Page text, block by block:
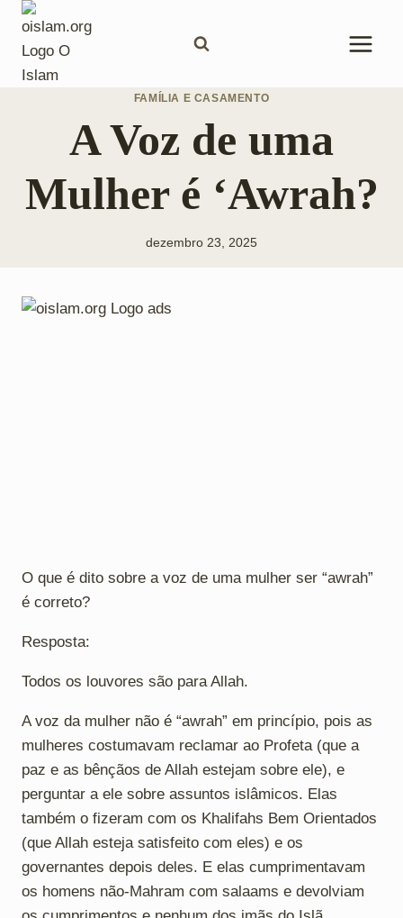
Pular
para
Conteúdo
FAMÍLIA E CASAMENTO
A Voz de uma
Mulher é ‘Awrah?
dezembro 23, 2025
O que é dito sobre a voz de uma mulher ser “awrah”
é correto?
Resposta:
Todos os louvores são para Allah.
A voz da mulher não é “awrah” em princípio, pois as
mulheres costumavam reclamar ao Profeta (que a
paz e as bênçãos de Allah estejam sobre ele), e
perguntar a ele sobre assuntos islâmicos. Elas
também o fizeram com os Khalifahs Bem Orientados
(que Allah esteja satisfeito com eles) e os
governantes depois deles. E elas cumprimentavam
os homens não-Mahram com salaams e devolviam